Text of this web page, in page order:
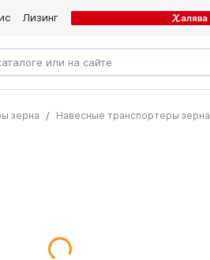
Лизинг
зерна Навесные транспортеры зерна